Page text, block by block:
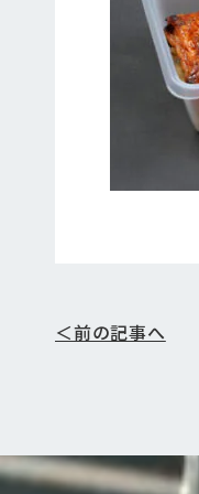
＜前の記事へ